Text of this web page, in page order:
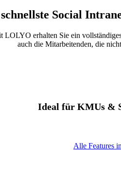
Social
erhalten Sie ein
auch die Mitarbeitenden, die
Ideal für KMUs &
Alle Features